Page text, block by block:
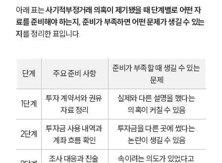
아래 표는 사기적부정거래 의혹이 제기됐을 때 단계별로 어떤 자
료를 준비해야 하는지, 준비가 부족하면 어떤 문제가 생길 수 있는
지를 정리한 표입니다.
단계 주요 준비 사항
준비가 부족할 때 생길 수 있는
문제
1단계
투자 계약서와 권유
자료 정리
실제와 다른 설명을 했다는
의혹이 커질 수 있음
2단계
투자금 사용 내역과
계좌 흐름 확인
투자금을 다른 곳에 썼다는
논란이 생길 수 있음
조사 대응과 진술
속이려는 의도가 있었다고